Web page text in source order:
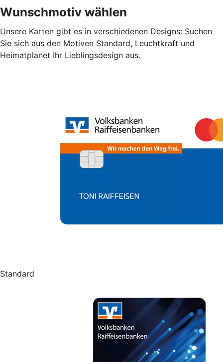
Wunschmotiv wählen
Unsere Karten gibt es in verschiedenen Designs: Suchen
Sie sich aus den Motiven Standard, Leuchtkraft und
Heimatplanet Ihr Lieblingsdesign aus.
Standard